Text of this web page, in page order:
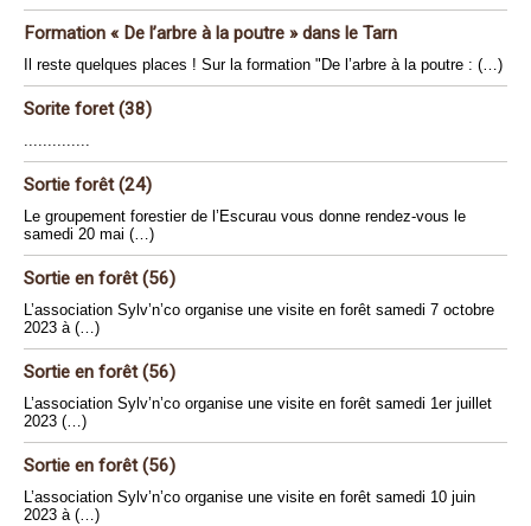
Formation « De l’arbre à la poutre » dans le Tarn
Il reste quelques places ! Sur la formation "De l’arbre à la poutre : (…)
Sorite foret (38)
..............
Sortie forêt (24)
Le groupement forestier de l’Escurau vous donne rendez-vous le
samedi 20 mai (…)
Sortie en forêt (56)
L’association Sylv’n’co organise une visite en forêt samedi 7 octobre
2023 à (…)
Sortie en forêt (56)
L’association Sylv’n’co organise une visite en forêt samedi 1er juillet
2023 (…)
Sortie en forêt (56)
L’association Sylv’n’co organise une visite en forêt samedi 10 juin
2023 à (…)